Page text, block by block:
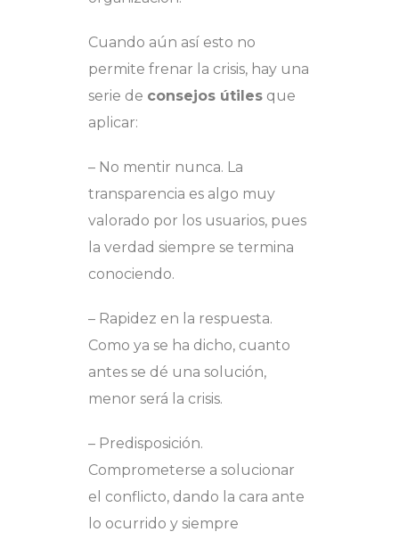
Cuando aún así esto no
permite frenar la crisis, hay una
serie de consejos útiles que
aplicar:
– No mentir nunca. La
transparencia es algo muy
valorado por los usuarios, pues
la verdad siempre se termina
conociendo.
– Rapidez en la respuesta.
Como ya se ha dicho, cuanto
antes se dé una solución,
menor será la crisis.
– Predisposición.
Comprometerse a solucionar
el conflicto, dando la cara ante
lo ocurrido y siempre